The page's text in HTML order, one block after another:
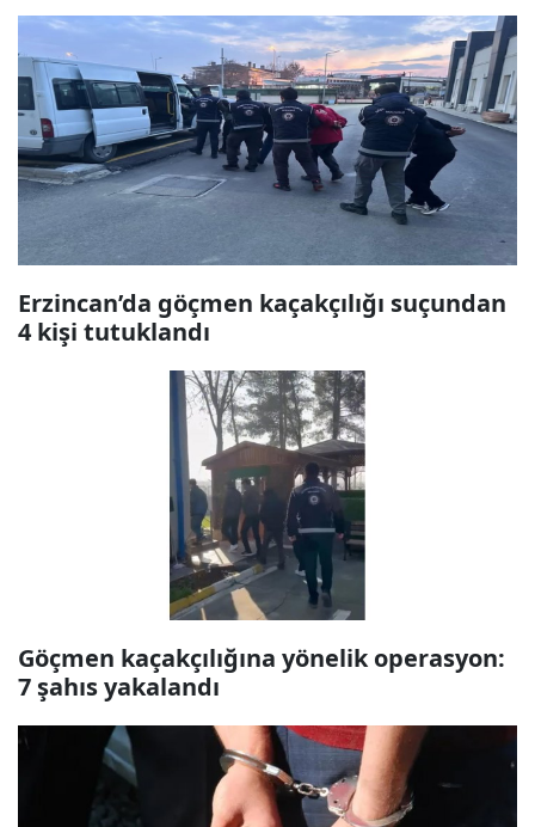
Erzincan’da göçmen kaçakçılığı suçundan
4 kişi tutuklandı
Göçmen kaçakçılığına yönelik operasyon:
7 şahıs yakalandı